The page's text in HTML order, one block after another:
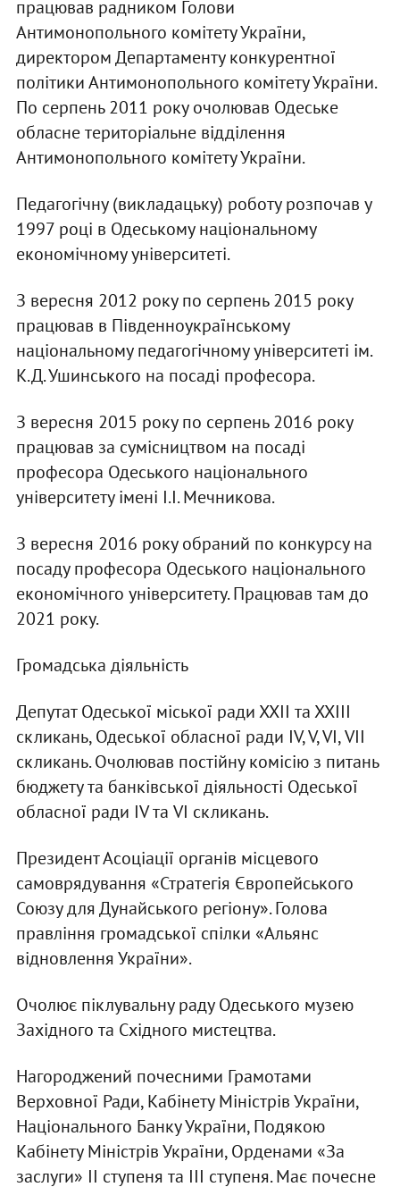
працював радником Голови
Антимонопольного комітету України,
директором Департаменту конкурентної
політики Антимонопольного комітету України.
По серпень 2011 року очолював Одеське
обласне територіальне відділення
Антимонопольного комітету України.
Педагогічну (викладацьку) роботу розпочав у
1997 році в Одеському національному
економічному університеті.
З вересня 2012 року по серпень 2015 року
працював в Південноукраїнському
національному педагогічному університеті ім.
К.Д. Ушинського на посаді професора.
З вересня 2015 року по серпень 2016 року
працював за сумісництвом на посаді
професора Одеського національного
університету імені І.І. Мечникова.
З вересня 2016 року обраний по конкурсу на
посаду професора Одеського національного
економічного університету. Працював там до
2021 року.
Громадська діяльність
Депутат Одеської міської ради ХХІІ та ХХІІІ
скликань, Одеської обласної ради ІV, V, VІ, VII
скликань. Очолював постійну комісію з питань
бюджету та банківської діяльності Одеської
обласної ради IV та VІ скликань.
Президент Асоціації органів місцевого
самоврядування «Стратегія Європейського
Союзу для Дунайського регіону». Голова
правління громадської спілки «Альянс
відновлення України».
Очолює піклувальну раду Одеського музею
Західного та Східного мистецтва.
Нагороджений почесними Грамотами
Верховної Ради, Кабінету Міністрів України,
Національного Банку України, Подякою
Кабінету Міністрів України, Орденами «За
заслуги» II ступеня та III ступеня. Має почесне